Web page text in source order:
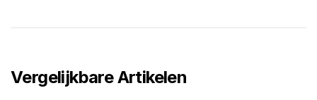
Vergelijkbare Artikelen